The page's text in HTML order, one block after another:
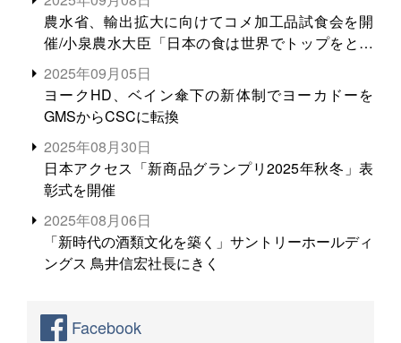
農水省、輸出拡大に向けてコメ加工品試食会を開
催/小泉農水大臣「日本の食は世界でトップをとれ
る。米増産に向けて、米輸出需要の拡大を」
2025年09月05日
ヨークHD、ベイン傘下の新体制でヨーカドーを
GMSからCSCに転換
2025年08月30日
日本アクセス「新商品グランプリ2025年秋冬」表
彰式を開催
2025年08月06日
「新時代の酒類文化を築く」サントリーホールディ
ングス 鳥井信宏社長にきく
Facebook